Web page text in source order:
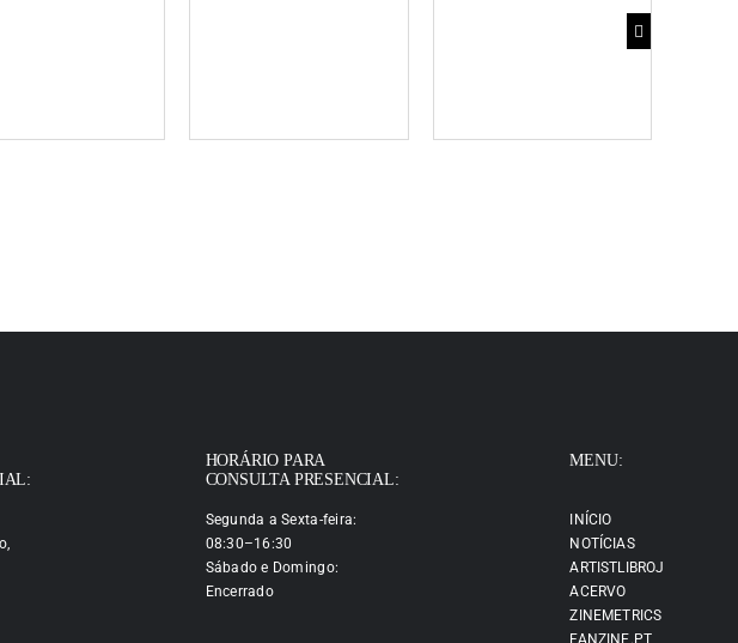
HORÁRIO PARA
CONSULTA PRESENCIAL:
Segunda a Sexta-feira:
08:30–16:30
Sábado e Domingo:
Encerrado
MENU:
INÍCIO
NOTÍCIAS
ARTISTLIBROJ
ACERVO
ZINEMETRICS